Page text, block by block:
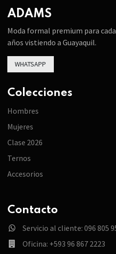
ADAMS
Moda formal premium para cada
años vistiendo a Guayaquil.
WHATSAPP
Colecciones
Hombres
Mujeres
Clase 2026
Ternos
Accesorios
Contacto
Servicio al cliente: 096 805
Oficina: +593 96 867 2223